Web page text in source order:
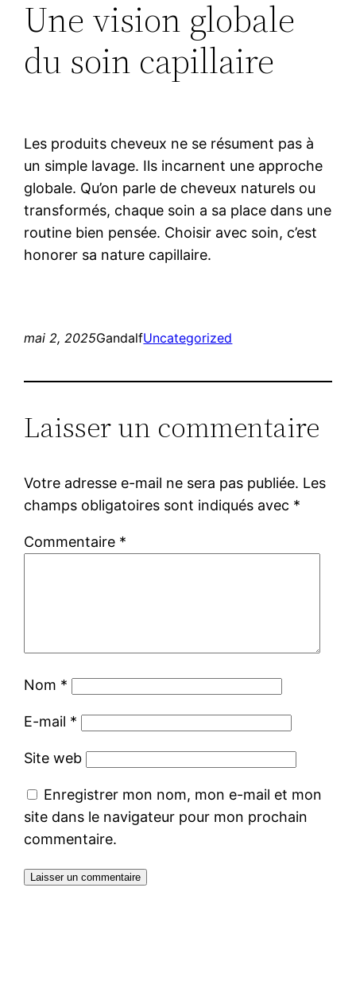
Une vision globale
du soin capillaire
Les produits cheveux ne se résument pas à
un simple lavage. Ils incarnent une approche
globale. Qu’on parle de cheveux naturels ou
transformés, chaque soin a sa place dans une
routine bien pensée. Choisir avec soin, c’est
honorer sa nature capillaire.
mai 2, 2025GandalfUncategorized
Laisser un commentaire
Votre adresse e-mail ne sera pas publiée. Les
champs obligatoires sont indiqués avec *
Commentaire *
Nom *
E-mail *
Site web
Enregistrer mon nom, mon e-mail et mon
site dans le navigateur pour mon prochain
commentaire.